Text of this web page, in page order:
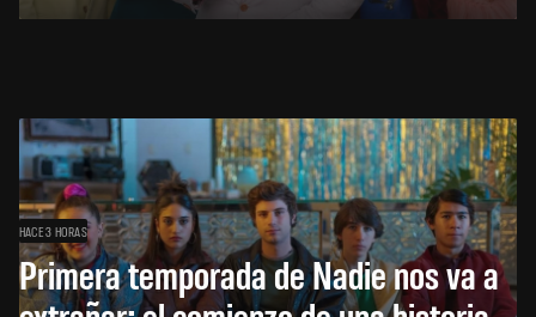
HACE 3 HORAS
Primera temporada de Nadie nos va a